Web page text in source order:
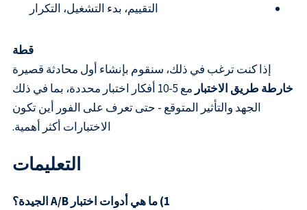
التقييم، بدء التشغيل، التكرار
قطة
إذا كنت ترغب في ذلك، سنقوم بإنشاء أول محادثة قصيرة
خارطة طريق الاختبار
مع 5-10 أفكار اختبار محددة، بما في ذلك
الجهد والتأثير المتوقع - حتى تعرف على الفور أين تكون
الاختبارات أكثر أهمية.
التعليمات
1) ما هي أدوات اختبار A/B الجيدة؟